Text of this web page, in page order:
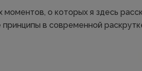
моментов, о которых я здесь
в современной